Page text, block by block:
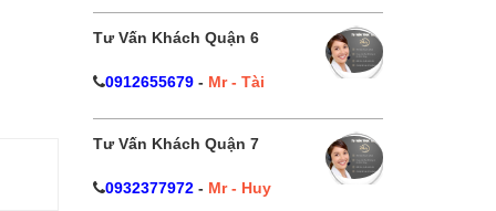
Tư Vấn Khách Quận 6
0912655679- Mr - Tài
Tư Vấn Khách Quận 7
0932377972- Mr - Huy